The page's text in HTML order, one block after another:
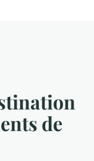
de